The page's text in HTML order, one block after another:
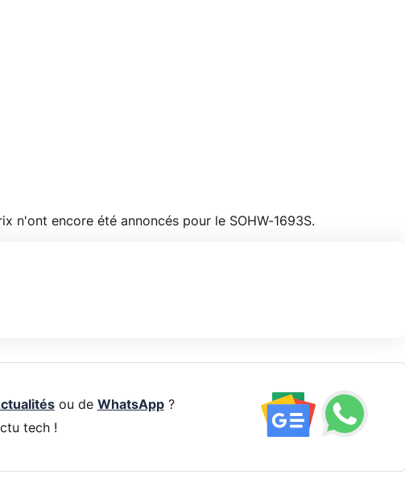
n'ont encore été annoncés pour le SOHW-1693S.
ou de WhatsApp?
tech !